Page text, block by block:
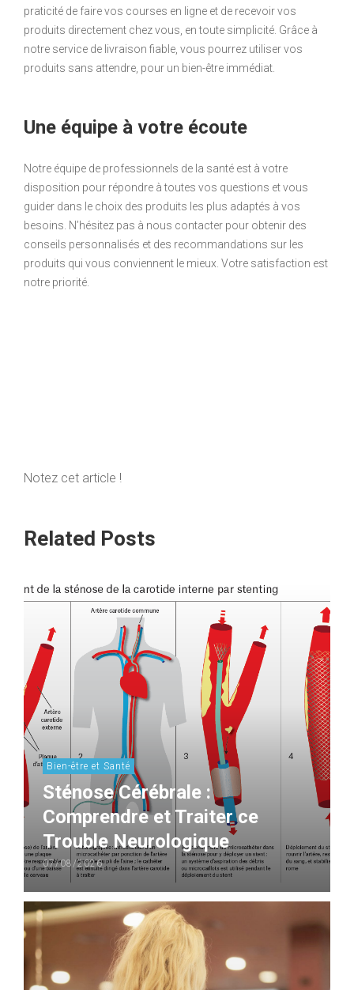
praticité de faire vos courses en ligne et de recevoir vos
produits directement chez vous, en toute simplicité. Grâce à
notre service de livraison fiable, vous pourrez utiliser vos
produits sans attendre, pour un bien-être immédiat.
Une équipe à votre écoute
Notre équipe de professionnels de la santé est à votre
disposition pour répondre à toutes vos questions et vous
guider dans le choix des produits les plus adaptés à vos
besoins. N’hésitez pas à nous contacter pour obtenir des
conseils personnalisés et des recommandations sur les
produits qui vous conviennent le mieux. Votre satisfaction est
notre priorité.
Notez cet article !
Related Posts
Bien-être et Santé
Sténose Cérébrale :
Comprendre et Traiter ce
Trouble Neurologique
07/08/2026